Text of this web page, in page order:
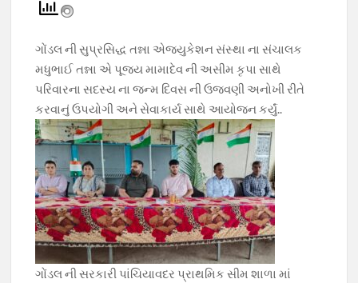
e
b
o
o
k
s
A
p
p
gr
a
m
er y
Li
n
k
ગોંડલ ની સુપ્રસિદ્ધ તન્ના એજ્યુકેશન સંસ્થા ના સંચાલક
મધુભાઈ તન્ના એ પૂજ્ય મામાદેવ ની અસીમ કૃપા સાથે
પરિવારના સદસ્ય ના જન્મ દિવસ ની ઉજવણી અનોખી રીતે
કરવાનું ઉપયોગી અને સેવાકાર્ય સાથે આયોજન કર્યું..
ગોંડલ ની સરકારી પાંચિયાવદર પ્રાથમિક સીમ શાળા માં